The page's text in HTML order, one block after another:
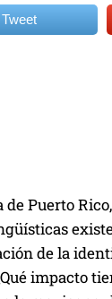
Tweet
Puerto
de la
impacto